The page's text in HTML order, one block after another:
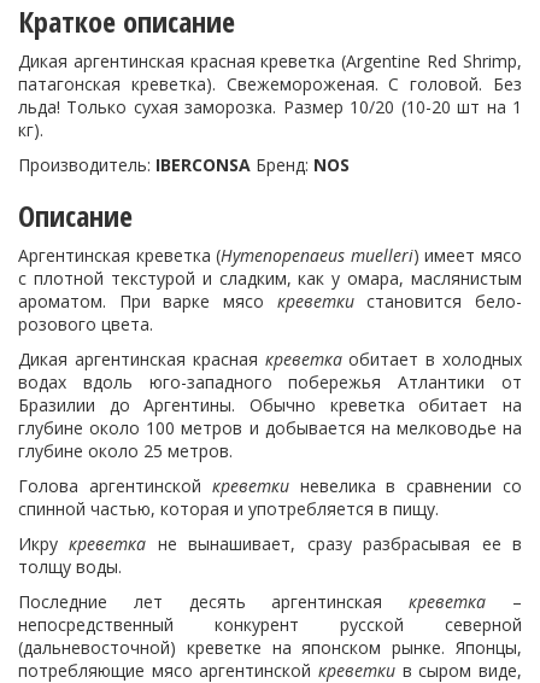
Краткое описание
Дикая аргентинская красная креветка (Argentine Red Shrimp,
патагонская креветка). Свежемороженая. С головой. Без
льда! Только сухая заморозка. Размер 10/20 (10-20 шт на 1
кг).
Производитель: IBERCONSA Бренд: NOS
Описание
Аргентинская креветка (Hymenopenaeus muelleri) имеет мясо
с плотной текстурой и сладким, как у омара, маслянистым
ароматом. При варке мясо креветкистановится бело-
розового цвета.
Дикая аргентинская красная креветкаобитает в холодных
водах вдоль юго-западного побережья Атлантики от
Бразилии до Аргентины. Обычно креветка обитает на
глубине около 100 метров и добывается на мелководье на
глубине около 25 метров.
Голова аргентинской креветкиневелика в сравнении со
спинной частью, которая и употребляется в пищу.
Икрукреветка не вынашивает, сразу разбрасывая ее в
толщу воды.
Последние лет десять аргентинскаякреветка –
непосредственный конкурент русской северной
(дальневосточной) креветке на японском рынке. Японцы,
потребляющие мясо аргентинской креветки в сыром виде,